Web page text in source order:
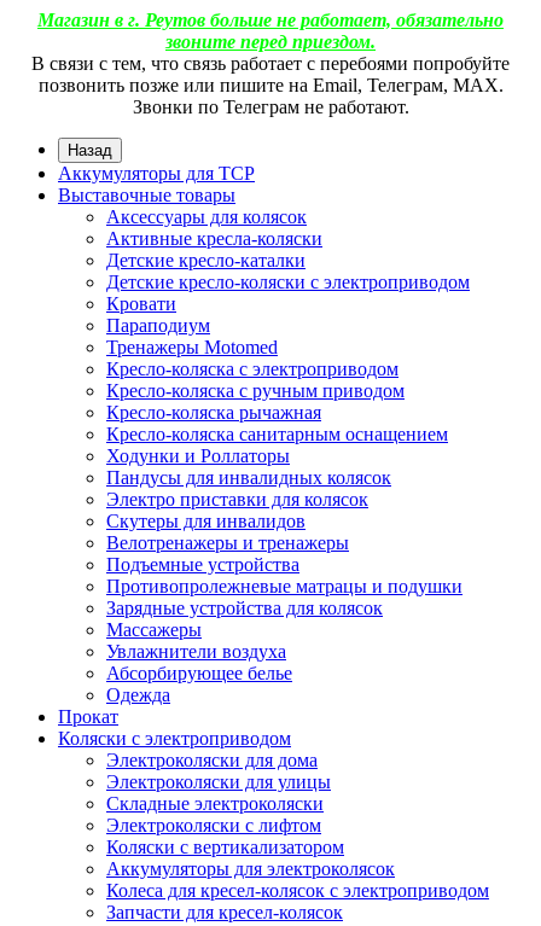
Магазин в г. Реутов больше не работает, обязательно
звоните перед приездом.
В связи с тем, что связь работает с перебоями попробуйте
позвонить позже или пишите на Email, Телеграм, МАХ.
Звонки по Телеграм не работают.
Назад
Аккумуляторы для ТСР
Выставочные товары
Аксессуары для колясок
Активные кресла-коляски
Детские кресло-каталки
Детские кресло-коляски с электроприводом
Кровати
Параподиум
Тренажеры Motomed
Кресло-коляска с электроприводом
Кресло-коляска с ручным приводом
Кресло-коляска рычажная
Кресло-коляска санитарным оснащением
Ходунки и Роллаторы
Пандусы для инвалидных колясок
Электро приставки для колясок
Скутеры для инвалидов
Велотренажеры и тренажеры
Подъемные устройства
Противопролежневые матрацы и подушки
Зарядные устройства для колясок
Массажеры
Увлажнители воздуха
Абсорбирующее белье
Одежда
Прокат
Коляски с электроприводом
Электроколяски для дома
Электроколяски для улицы
Складные электроколяски
Электроколяски с лифтом
Коляски с вертикализатором
Аккумуляторы для электроколясок
Колеса для кресел-колясок с электроприводом
Запчасти для кресел-колясок